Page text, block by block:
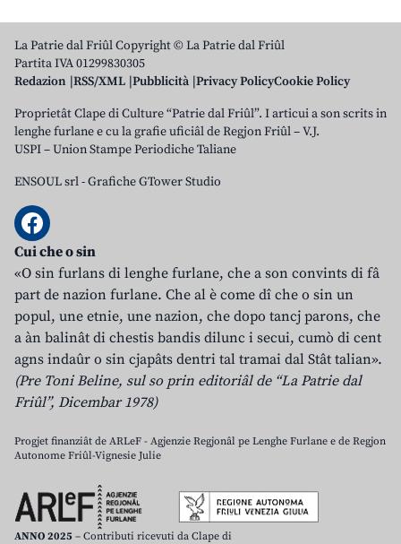
La Patrie dal Friûl Copyright © La Patrie dal Friûl
Partita IVA 01299830305
Redazion RSS/XML Pubblicità Privacy PolicyCookie Policy
Proprietât Clape di Culture “Patrie dal Friûl”. I articui a son scrits in
lenghe furlane e cu la grafie uficiâl de Regjon Friûl – V.J.
USPI – Union Stampe Periodiche Taliane
ENSOUL srl-Grafiche GTower Studio
Cui che o sin
«O sin furlans di lenghe furlane, che a son convints di fâ
part de nazion furlane. Che al è come dî che o sin un
popul, une etnie, une nazion, che dopo tancj parons, che
a àn balinât di chestis bandis dilunc i secui, cumò di cent
agns indaûr o sin cjapâts dentri tal tramai dal Stât talian».
(Pre Toni Beline, sul so prin editoriâl de “La Patrie dal
Friûl”, Dicembar 1978)
Progjet finanziât de ARLeF - Agjenzie Regjonâl pe Lenghe Furlane e de Regjon
Autonome Friûl-Vignesie Julie
ANNO 2025 – Contributi ricevuti da Clape di